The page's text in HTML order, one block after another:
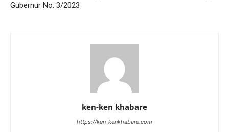
Gubernur No. 3/2023
ken-ken khabare
https://ken-kenkhabare.com